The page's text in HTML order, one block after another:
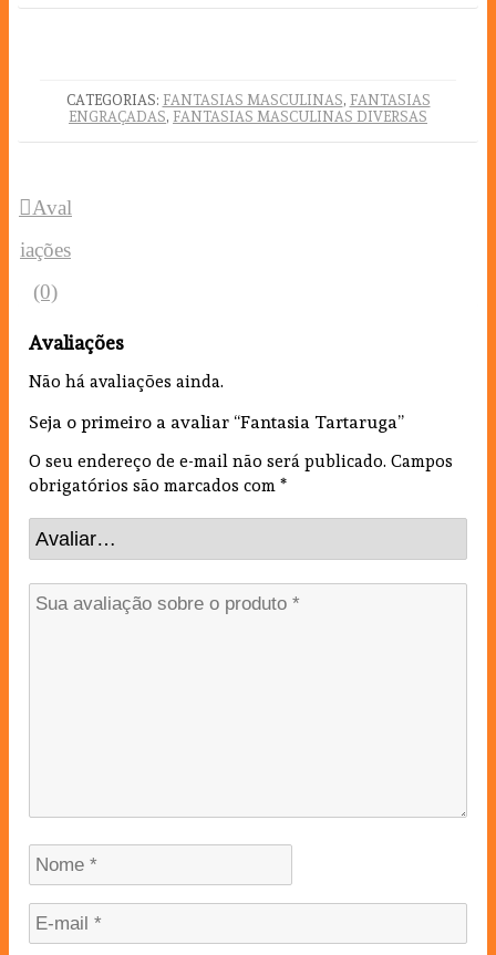
CATEGORIAS: FANTASIAS MASCULINAS, FANTASIAS
ENGRAÇADAS, FANTASIAS MASCULINAS DIVERSAS
Aval
iações
(0)
Avaliações
Não há avaliações ainda.
Seja o primeiro a avaliar “Fantasia Tartaruga”
O seu endereço de e-mail não será publicado. Campos
obrigatórios são marcados com *